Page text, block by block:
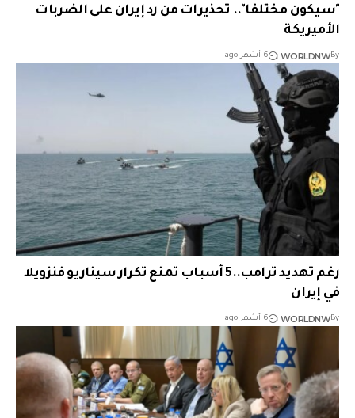
"سيكون مختلفا".. تحذيرات من رد إيران على الضربات
الأميريكة
By
WORLDNW 6 أشهر ago
رغم تهديد ترامب..5 أسباب تمنع تكرار سيناريو فنزويلا
في إيران
By
WORLDNW 6 أشهر ago